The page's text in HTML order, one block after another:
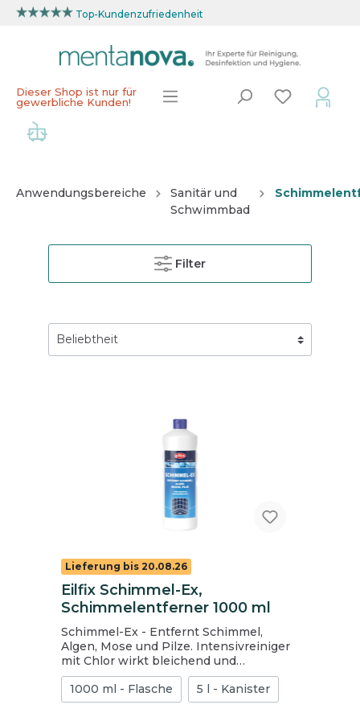
Top-Kundenzufriedenheit
Dieser Shop ist nur für
gewerbliche Kunden!
Anwendungsbereiche
Sanitär und
Schwimmbad
Filter
Lieferung bis 20.08.26
Eilfix Schimmel-Ex,
Schimmelentferner 1000 ml
Schimmel-Ex - Entfernt Schimmel,
Algen, Mose und Pilze. Intensivreiniger
mit Chlor wirkt bleichend und
desinfizierend schützt mit
Tiefenwirkung vor Neubefall
Biozidprodukte vorsichtig verwenden.
1000 ml - Flasche 5 l - Kanister